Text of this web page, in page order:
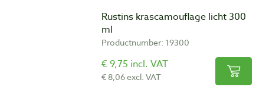
Rustins krascamouflage licht 300
ml
Productnumber: 19300
€ 9,75 incl. VAT
€ 8,06 excl. VAT